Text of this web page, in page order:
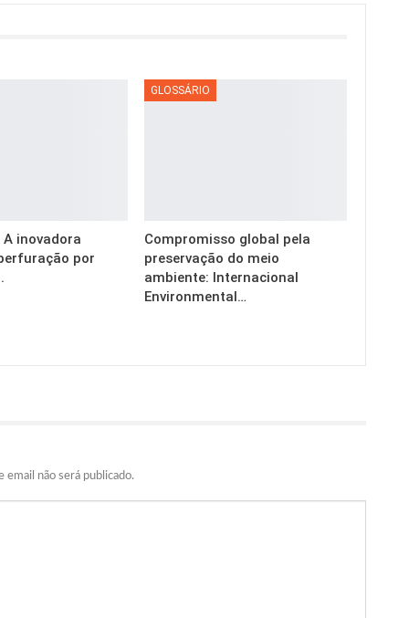
inovadora
por
GLOSSÁRIO
Compromisso global pela
preservação do meio
ambiente: Internacional
Environmental…
email não será publicado.